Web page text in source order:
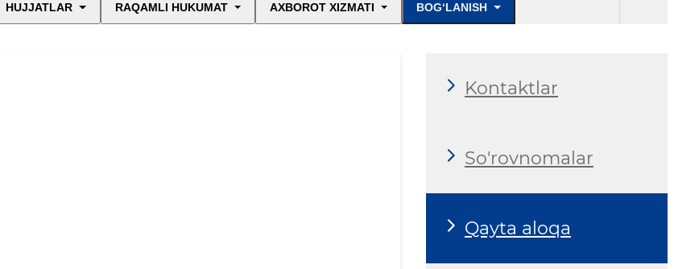
HUJJATLAR RAQAMLI HUKUMAT AXBOROT XIZMATI BOG‘LANISH
Kontaktlar
So'rovnomalar
Qayta aloqa